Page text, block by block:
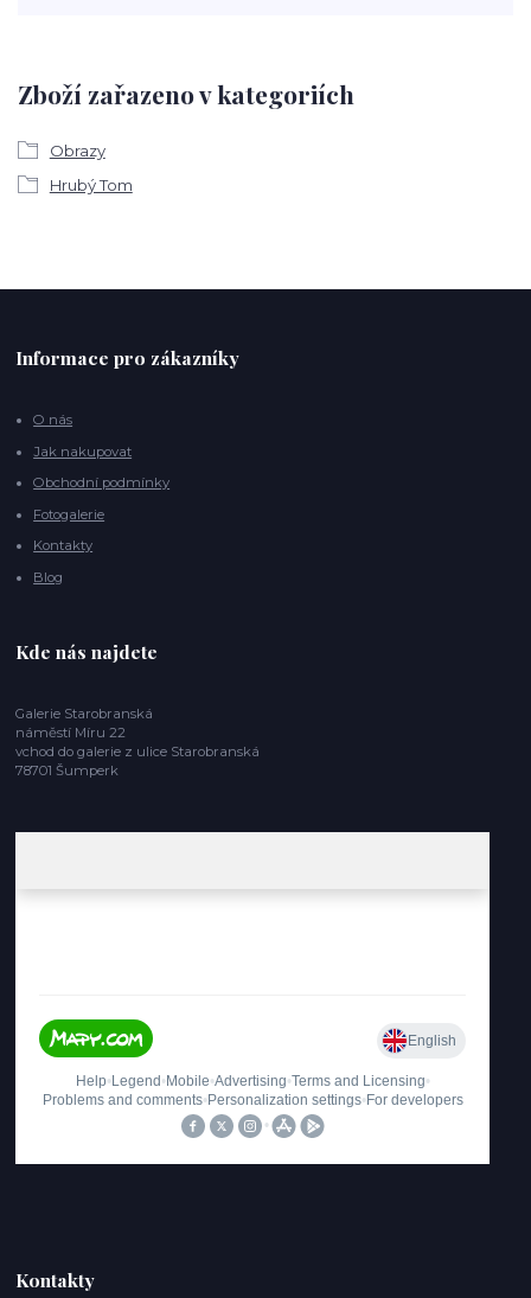
Zboží zařazeno v kategoriích
Obrazy
Hrubý Tom
Informace pro zákazníky
O nás
Jak nakupovat
Obchodní podmínky
Fotogalerie
Kontakty
Blog
Kde nás najdete
Galerie Starobranská
náměstí Míru 22
vchod do galerie z ulice Starobranská
78701 Šumperk
Kontakty